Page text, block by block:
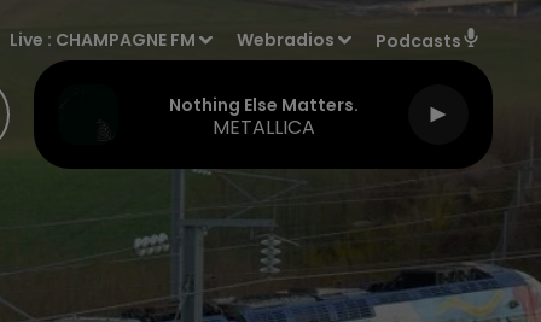
Live : CHAMPAGNE FM Webradios Podcasts
Nothing Else Matters.
METALLICA